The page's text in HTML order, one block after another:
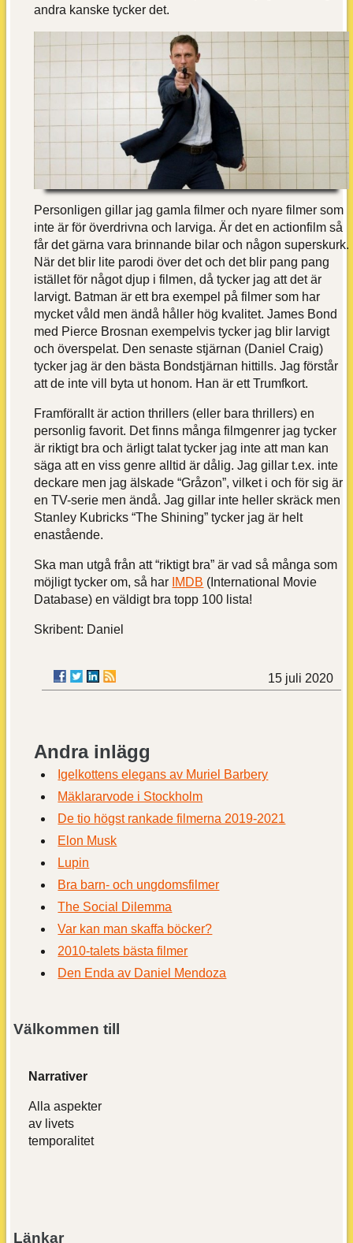
andra kanske tycker det.
Personligen gillar jag gamla filmer och nyare filmer som
inte är för överdrivna och larviga. Är det en actionfilm så
får det gärna vara brinnande bilar och någon superskurk.
När det blir lite parodi över det och det blir pang pang
istället för något djup i filmen, då tycker jag att det är
larvigt. Batman är ett bra exempel på filmer som har
mycket våld men ändå håller hög kvalitet. James Bond
med Pierce Brosnan exempelvis tycker jag blir larvigt
och överspelat. Den senaste stjärnan (Daniel Craig)
tycker jag är den bästa Bondstjärnan hittills. Jag förstår
att de inte vill byta ut honom. Han är ett Trumfkort.
Framförallt är action thrillers (eller bara thrillers) en
personlig favorit. Det finns många filmgenrer jag tycker
är riktigt bra och ärligt talat tycker jag inte att man kan
säga att en viss genre alltid är dålig. Jag gillar t.ex. inte
deckare men jag älskade “Gråzon”, vilket i och för sig är
en TV-serie men ändå. Jag gillar inte heller skräck men
Stanley Kubricks “The Shining” tycker jag är helt
enastående.
Ska man utgå från att “riktigt bra” är vad så många som
möjligt tycker om, så har IMDB (International Movie
Database) en väldigt bra topp 100 lista!
Skribent: Daniel
15 juli 2020
Andra inlägg
Igelkottens elegans av Muriel Barbery
Mäklararvode i Stockholm
De tio högst rankade filmerna 2019-2021
Elon Musk
Lupin
Bra barn- och ungdomsfilmer
The Social Dilemma
Var kan man skaffa böcker?
2010-talets bästa filmer
Den Enda av Daniel Mendoza
Välkommen till
Narrativer
Alla aspekter
av livets
temporalitet
Länkar